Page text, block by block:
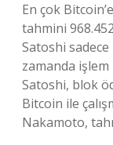
En çok
tahmini
Satoshi sadece
zamanda
Satoshi, blok
Bitcoin ile
Nakamoto,